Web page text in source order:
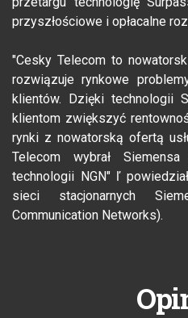
przyszłościowe i opłacalne
"Cesky Telecom to
rozwiązuje rynkowe
klientów. Dzięki technologii
klientom zwiększyć
rynki z nowatorską ofertą
Telecom wybrał
technologii NGN" ľ
sieci stacjonarnych
Communication Networks).